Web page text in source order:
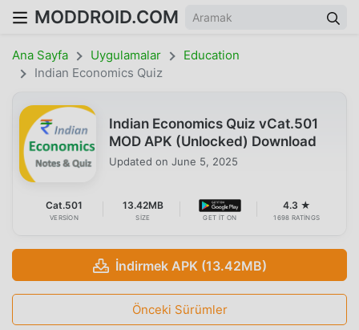
MODDROID.COM
Ana Sayfa Uygulamalar
Education
Indian Economics Quiz
Indian Economics Quiz vCat.501
MOD APK (Unlocked) Download
Updated on June 5, 2025
Cat.501
VERSION
13.42MB
SIZE GET IT ON
4.3 ★
1698 RATINGS
İndirmek APK (13.42MB)
Önceki Sürümler